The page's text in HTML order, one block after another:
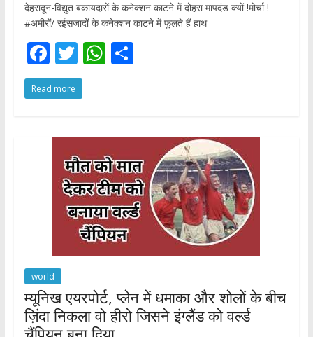
देहरादून-विद्युत बकायदारों के कनेक्शन काटने में दोहरा मापदंड क्यों !मोर्चा !
#अमीरों/ रईसजादों के कनेक्शन काटने में फूलते हैं हाथ
F
ac
e
o
k
T
w
itt
W
A
p
p
S
Read more
world
म्यूनिख एयरपोर्ट, प्लेन में धमाका और शोलों के बीच
ज़िंदा निकला वो हीरो जिसने इंग्लैंड को वर्ल्ड